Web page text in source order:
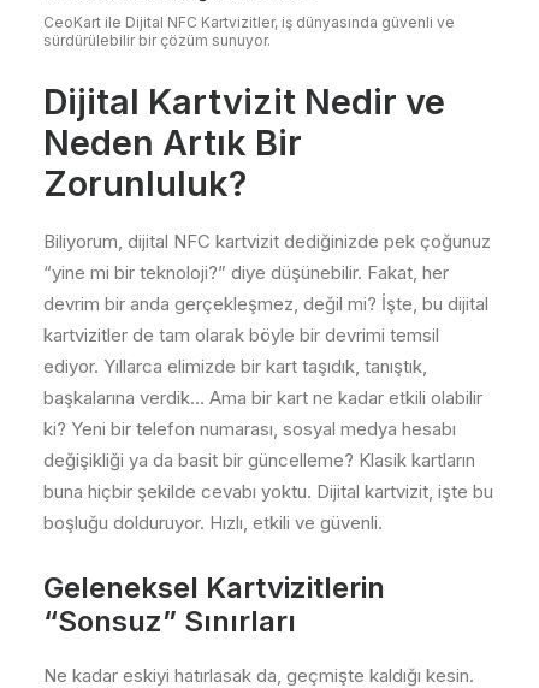
CeoKart ile Dijital NFC Kartvizitler, iş dünyasında güvenli ve
sürdürülebilir bir çözüm sunuyor.
Dijital Kartvizit Nedir ve
Neden Artık Bir
Zorunluluk?
Biliyorum, dijital NFC kartvizit dediğinizde pek çoğunuz
“yine mi bir teknoloji?” diye düşünebilir. Fakat, her
devrim bir anda gerçekleşmez, değil mi? İşte, bu dijital
kartvizitler de tam olarak böyle bir devrimi temsil
ediyor. Yıllarca elimizde bir kart taşıdık, tanıştık,
başkalarına verdik… Ama bir kart ne kadar etkili olabilir
ki? Yeni bir telefon numarası, sosyal medya hesabı
değişikliği ya da basit bir güncelleme? Klasik kartların
buna hiçbir şekilde cevabı yoktu. Dijital kartvizit, işte bu
boşluğu dolduruyor. Hızlı, etkili ve güvenli.
Geleneksel Kartvizitlerin
“Sonsuz” Sınırları
Ne kadar eskiyi hatırlasak da, geçmişte kaldığı kesin.